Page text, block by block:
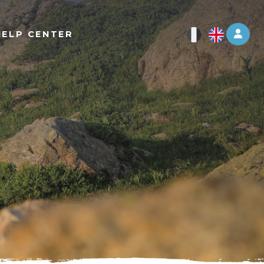
Log
CENTER